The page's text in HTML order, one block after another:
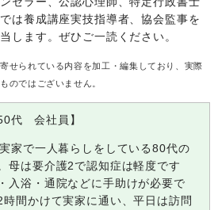
は養成講座実技指導者、協会監事を
します。ぜひご一読ください。
せられている内容を加工・編集しており、実際
のではございません。
代 会社員】
家で一人暮らしをしている80代の
母は要介護2で認知症は軽度です
入浴・通院などに手助けが必要で
時間かけて実家に通い、平日は訪問